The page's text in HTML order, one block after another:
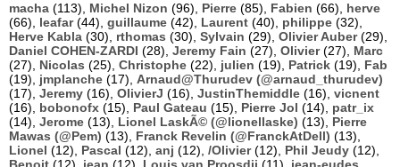
macha (113), Michel Nizon (96), Pierre (85), Fabien (66), herve
(66), leafar(44), guillaume (42), Laurent (40), philippe (32),
Herve Kabla (30), rthomas (30), Sylvain (29), Olivier Auber(29),
Daniel COHEN-ZARDI (28), Jeremy Fain (27), Olivier(27), Marc
(27), Nicolas (25), Christophe (22), julien (19), Patrick (19), Fab
(19), jmplanche (17), Arnaud@Thurudev (@arnaud_thurudev)
(17), Jeremy (16), OlivierJ (16), JustinThemiddle (16), vicnent
(16), bobonofx (15), Paul Gateau (15), Pierre Jol (14), patr_ix
(14), Jerome (13), Lionel LaskÃ© (@lionellaske) (13), Pierre
Mawas (@Pem) (13), Franck Revelin (@FranckAtDell) (13),
Lionel (12), Pascal (12), anj (12), /Olivier(12), Phil Jeudy (12),